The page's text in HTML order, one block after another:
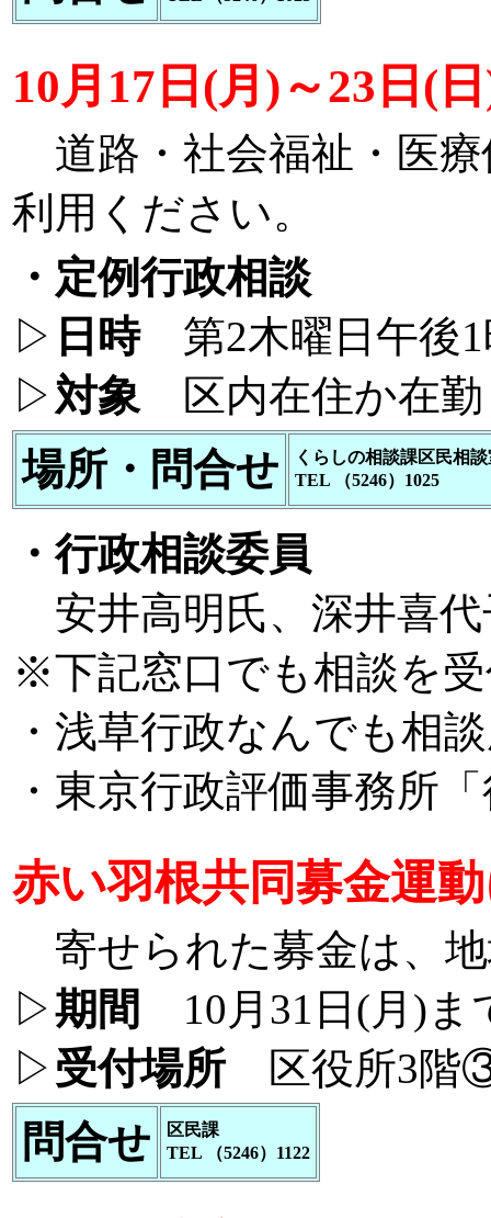
10月17日(月)～23日(
道路・社会福祉・医
利用ください。
・定例行政相談
▷ 日時第2木曜日午後1
▷対象区内在住か在勤
場所・問合せ
くらしの相談課区民相
TEL （5246）1025
・行政相談委員
安井高明氏、深井喜代
※下記窓口でも相談を
・浅草行政なんでも相
・東京行政評価事務所
赤い羽根共同募金運
寄せられた募金は、
▷期間
10月31日(月)ま
▷ 受付場所 区役所3階③
問合せ
区民課
TEL （5246）1122